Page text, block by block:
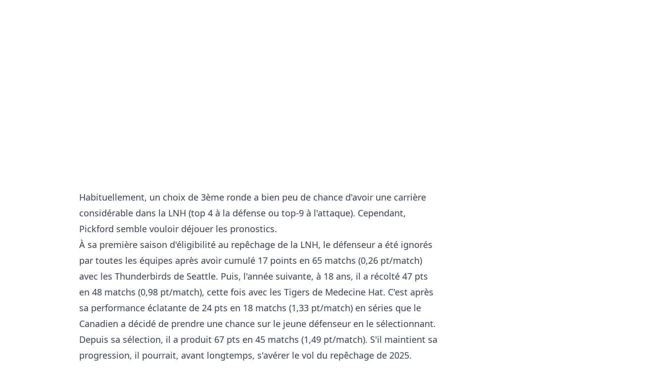
Habituellement, un choix de 3ème ronde a bien peu de chance d'avoir une carrière
considérable dans la LNH (top 4 à la défense ou top-9 à l'attaque). Cependant,
Pickford semble vouloir déjouer les pronostics.
À sa première saison d'éligibilité au repêchage de la LNH, le défenseur a été ignorés
par toutes les équipes après avoir cumulé 17 points en 65 matchs (0,26 pt/match)
avec les Thunderbirds de Seattle. Puis, l'année suivante, à 18 ans, il a récolté 47 pts
en 48 matchs (0,98 pt/match), cette fois avec les Tigers de Medecine Hat. C'est après
sa performance éclatante de 24 pts en 18 matchs (1,33 pt/match) en séries que le
Canadien a décidé de prendre une chance sur le jeune défenseur en le sélectionnant.
Depuis sa sélection, il a produit 67 pts en 45 matchs (1,49 pt/match). S'il maintient sa
progression, il pourrait, avant longtemps, s'avérer le vol du repêchage de 2025.